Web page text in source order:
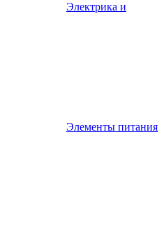
Электрика и
Элементы питания